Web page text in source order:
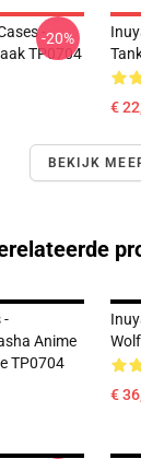
-
TP0704
-20%
€
BEKIJK
-
Anime
TP0704
€